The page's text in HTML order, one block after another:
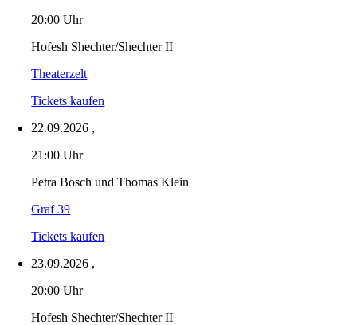
20:00 Uhr
Hofesh Shechter/Shechter II
Theaterzelt
Tickets kaufen
22.09.2026 ,
21:00 Uhr
Petra Bosch und Thomas Klein
Graf 39
Tickets kaufen
23.09.2026 ,
20:00 Uhr
Hofesh Shechter/Shechter II